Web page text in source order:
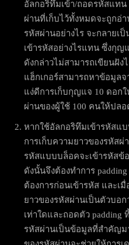
อัลกอริทึมเข้า/ถอดรหัสแท
ผ่านที่เก็บไว้ทั้งหมดจะถูกอ่
รหัสผ่านอย่างไร จะกลายเ
เข้ารหัสอย่างไรแทน ซึ่งกุ
ดังกล่าวไม่สามารถเขียนฝัง
แฮ็กเกอร์สามารถหาข้อมูลจ
แง่ดีการเก็บกุญแจ 10 ดอก
ผ่านของผู้ใช้ 100 คนให้ปล
หากใช้อัลกอริทึมเข้ารหัสแ
การเก็บความยาวของรหัสผ่
รหัสแบบบล็อคจะเข้ารหัสข้
ดังนั้นจึงต้องทำการ
ต้องการก่อนเข้ารหัส และเ
ยาวของรหัสผ่านเป็นตัวบอ
เท่าใดและถอดตัว padding
รหัสผ่านเป็นข้อมูลที่สำคัญม